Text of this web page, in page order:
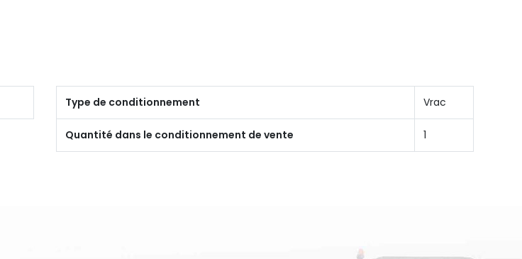
Type de conditionnement Vrac
Quantité dans le conditionnement de vente 1